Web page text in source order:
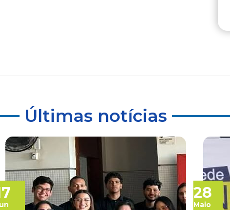
Últimas notícias
28
Maio